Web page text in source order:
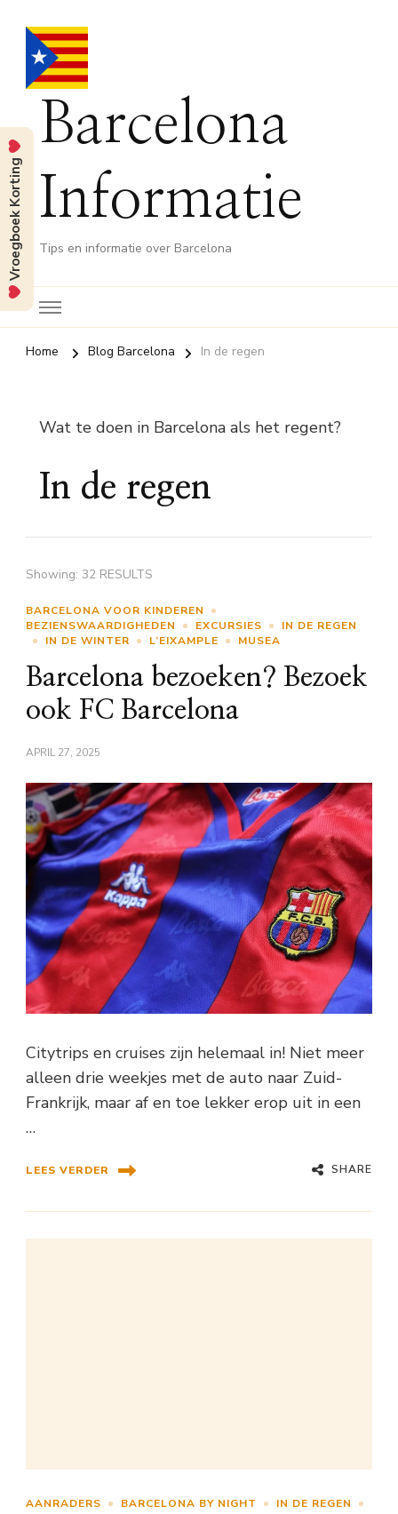
Barcelona
Informatie
Tips en informatie over Barcelona
Home Blog Barcelona In de regen
Wat te doen in Barcelona als het regent?
In de regen
Showing: 32 RESULTS
BARCELONA VOOR KINDEREN
BEZIENSWAARDIGHEDEN
EXCURSIES
IN DE REGEN
IN DE WINTER
L’EIXAMPLE MUSEA
Barcelona bezoeken? Bezoek
ook FC Barcelona
APRIL 27, 2025
Citytrips en cruises zijn helemaal in! Niet meer
alleen drie weekjes met de auto naar Zuid-
Frankrijk, maar af en toe lekker erop uit in een
…
LEES VERDER SHARE
AANRADERS BARCELONA BY NIGHT
IN DE REGEN
Vroegboek Korting